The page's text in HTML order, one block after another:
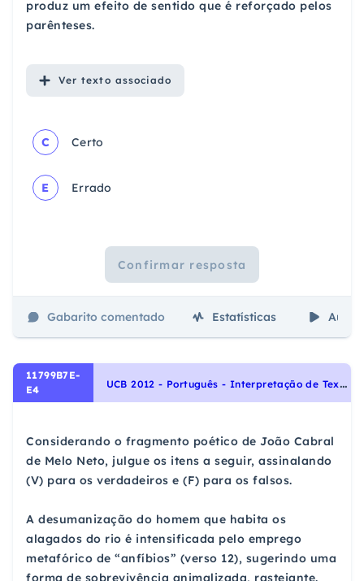
produz um efeito de sentido que é reforçado pelos
parênteses.
Ver texto associado
C Certo
E Errado
Confirmar resposta
Gabarito comentado Estatísticas Aulas
11799B7E-
E4
U
CB 2012 - Português - Interpretação de Textos
Considerando o fragmento poético de João Cabral
de Melo Neto, julgue os itens a seguir, assinalando
(V) para os verdadeiros e (F) para os falsos.
A desumanização do homem que habita os
alagados do rio é intensificada pelo emprego
metafórico de “anfíbios” (verso 12), sugerindo uma
forma de sobrevivência animalizada, rastejante.